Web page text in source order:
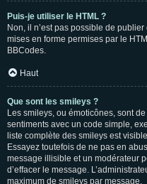
Puis-je utiliser le HTML ?
Non, il n’est pas possible de
mises en forme permises par le
BBCodes.
Haut
Que sont les smileys ?
Les smileys, ou émoticônes, sont
sentiments avec un code simple,
liste complète des smileys est
Essayez toutefois de ne pas en
message illisible et un modérateur
d’effacer le message.
maximum de smileys par message.